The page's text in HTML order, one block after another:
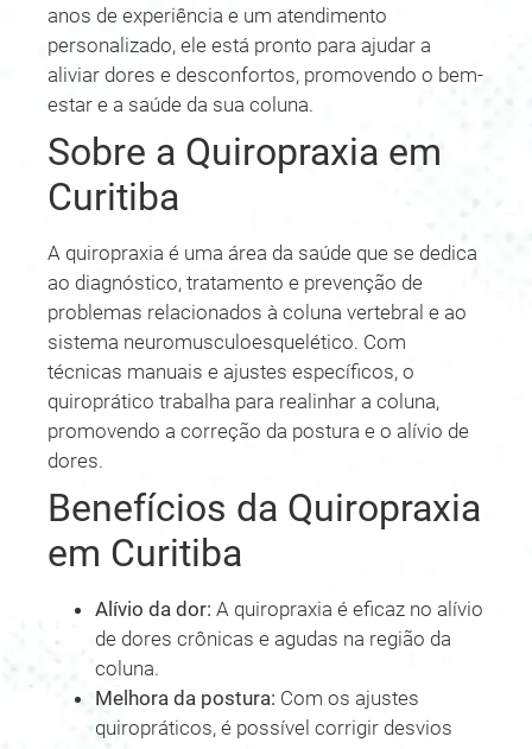
anos de experiência e um atendimento
personalizado, ele está pronto para ajudar a
aliviar dores e desconfortos, promovendo o bem-
estar e a saúde da sua coluna.
Sobre a Quiropraxia em
Curitiba
A quiropraxia é uma área da saúde que se dedica
ao diagnóstico, tratamento e prevenção de
problemas relacionados à coluna vertebral e ao
sistema neuromusculoesquelético. Com
técnicas manuais e ajustes específicos, o
quiroprático trabalha para realinhar a coluna,
promovendo a correção da postura e o alívio de
dores.
Benefícios da Quiropraxia
em Curitiba
Alívio da dor: A quiropraxia é eficaz no alívio
de dores crônicas e agudas na região da
coluna.
Melhora da postura: Com os ajustes
quiropráticos, é possível corrigir desvios